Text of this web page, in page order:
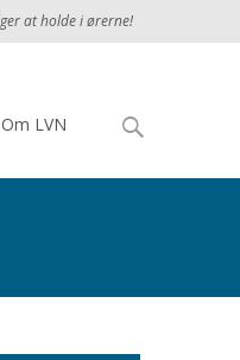
at holde i ørerne!
Om LVN
Søg
efter: